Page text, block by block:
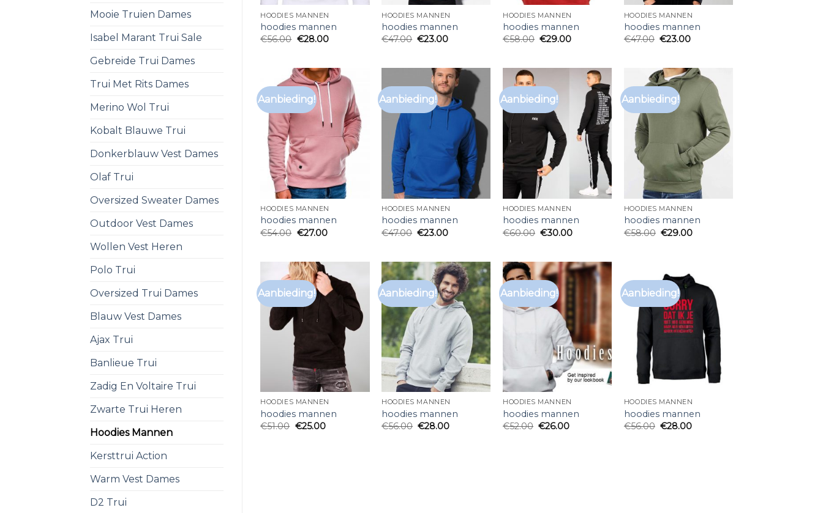
Mooie Truien Dames
Isabel Marant Trui Sale
Gebreide Trui Dames
Trui Met Rits Dames
Merino Wol Trui
Kobalt Blauwe Trui
Donkerblauw Vest Dames
Olaf Trui
Oversized Sweater Dames
Outdoor Vest Dames
Wollen Vest Heren
Polo Trui
Oversized Trui Dames
Blauw Vest Dames
Ajax Trui
Banlieue Trui
Zadig En Voltaire Trui
Zwarte Trui Heren
Hoodies Mannen
Kersttrui Action
Warm Vest Dames
D2 Trui
HOODIES MANNEN
hoodies mannen
€56.00 €28.00
HOODIES MANNEN
hoodies mannen
€47.00 €23.00
HOODIES MANNEN
hoodies mannen
€58.00 €29.00
HOODIES MANNEN
hoodies mannen
€47.00 €23.00
Aanbieding!
HOODIES MANNEN
hoodies mannen
€54.00 €27.00
Aanbieding!
HOODIES MANNEN
hoodies mannen
€47.00 €23.00
Aanbieding!
HOODIES MANNEN
hoodies mannen
€60.00 €30.00
Aanbieding!
HOODIES MANNEN
hoodies mannen
€58.00 €29.00
Aanbieding!
HOODIES MANNEN
hoodies mannen
€51.00 €25.00
Aanbieding!
HOODIES MANNEN
hoodies mannen
€56.00 €28.00
Aanbieding!
HOODIES MANNEN
hoodies mannen
€52.00 €26.00
Aanbieding!
HOODIES MANNEN
hoodies mannen
€56.00 €28.00